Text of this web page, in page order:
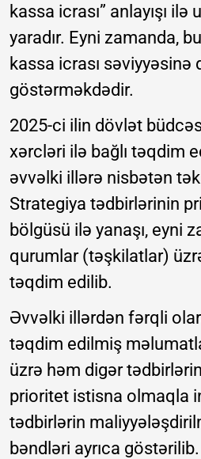
kassa icrası” anlayışı ilə
yaradır. Eyni zamanda,
kassa icrası səviyyəsinə
göstərməkdədir.
2025-ci ilin dövlət
xərcləri ilə bağlı təqdim
əvvəlki illərə nisbətən
Strategiya tədbirlərinin
bölgüsü ilə yanaşı, eyni
qurumlar (təşkilatlar)
təqdim edilib.
Əvvəlki illərdən fərqli
təqdim edilmiş
üzrə həm digər
prioritet istisna olmaqla
tədbirlərin
bəndləri ayrıca göstərilib.